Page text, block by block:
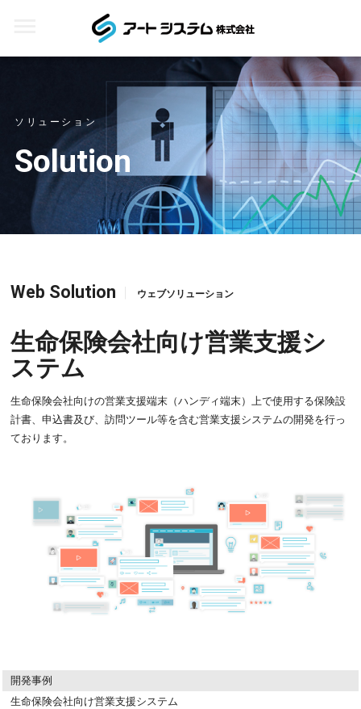
ソリューション
Solution
Web Solution ウェブソリューション
生命保険会社向け営業支援シ
ステム
生命保険会社向けの営業支援端末（ハンディ端末）上で使用する保険設
計書、申込書及び、訪問ツール等を含む営業支援システムの開発を行っ
ております。
開発事例
生命保険会社向け営業支援システム